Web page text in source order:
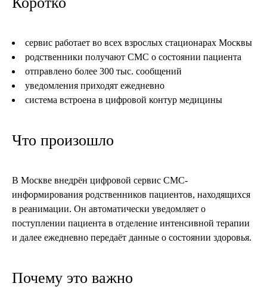
сервис работает во всех взрослых стационарах Москвы
родственники получают СМС о состоянии пациента
отправлено более 300 тыс. сообщений
уведомления приходят ежедневно
система встроена в цифровой контур медицины
Что произошло
В Москве внедрён цифровой сервис СМС-
информирования родственников пациентов, находящихся
в реанимации. Он автоматически уведомляет о
поступлении пациента в отделение интенсивной терапии
и далее ежедневно передаёт данные о состоянии здоровья.
Почему это важно